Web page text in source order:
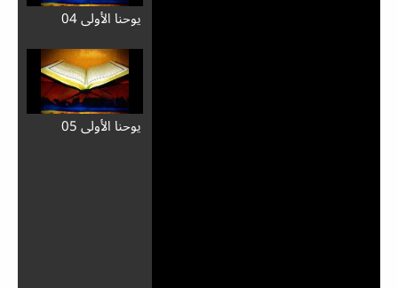
يوحنا الأولى 04
يوحنا الأولى 05